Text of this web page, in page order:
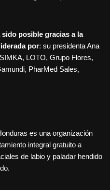
posible gracias a la
por: su presidenta Ana
LOTO, Grupo Flores,
PharMed Sales,
es una organización
integral gratuito a
de labio y paladar hendido